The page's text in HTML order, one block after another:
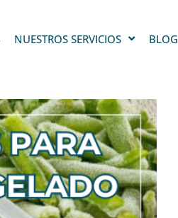
NUESTROS SERVICIOS BLOG